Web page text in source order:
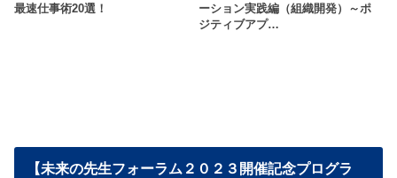
最速仕事術20選！
ーション実践編（組織開発）～ポ
ジティブアプ…
【未来の先生フォーラム２０２３開催記念プログラ